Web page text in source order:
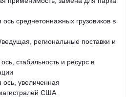
среднетоннажных грузовиков в
региональные поставки и
стабильность и ресурс в
увеличенная
США